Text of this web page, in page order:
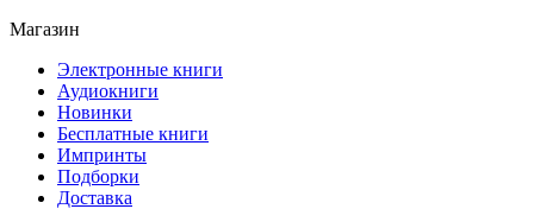
Магазин
Электронные книги
Аудиокниги
Новинки
Бесплатные книги
Импринты
Подборки
Доставка